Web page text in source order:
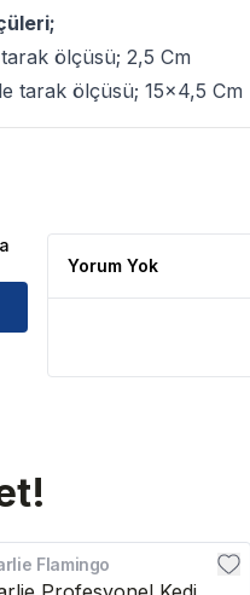
ölçüsü; 2,5 Cm
tarak ölçüsü; 15x4,5 Cm
Tarağı XS Ürün
Yorum Yok
Flamingo